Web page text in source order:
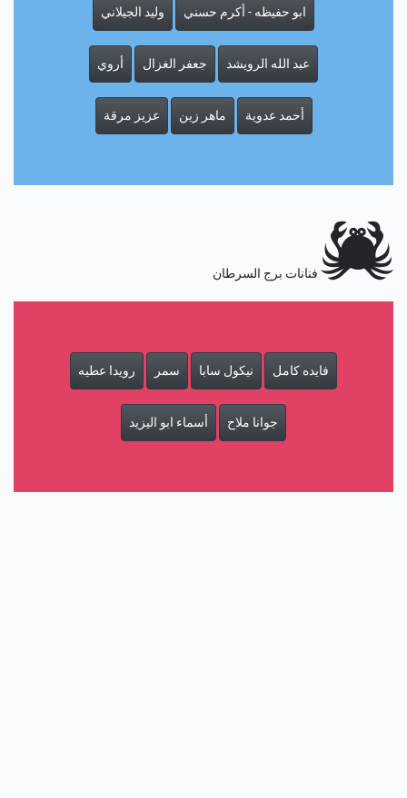
ابو حفيظه - أكرم حسني وليد الجيلاني
عبد الله الرويشد جعفر الغزال أروي
أحمد عدوية ماهر زين عزيز مرقة
فنانات برج السرطان
فايده كامل نيكول سابا سمر رويدا عطيه
جوانا ملاح أسماء ابو اليزيد